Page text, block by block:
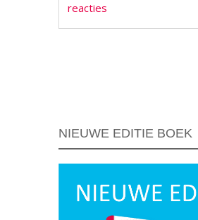
reacties
NIEUWE EDITIE BOEK